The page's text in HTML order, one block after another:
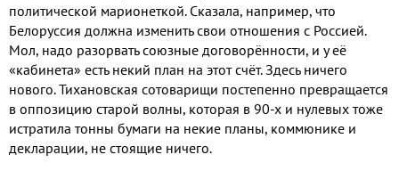
политической марионеткой. Сказала, например, что
Белоруссия должна изменить свои отношения с Россией.
Мол, надо разорвать союзные договорённости, и у её
«кабинета» есть некий план на этот счёт. Здесь ничего
нового. Тихановская сотоварищи постепенно превращается
в оппозицию старой волны, которая в 90-х и нулевых тоже
истратила тонны бумаги на некие планы, коммюнике и
декларации, не стоящие ничего.